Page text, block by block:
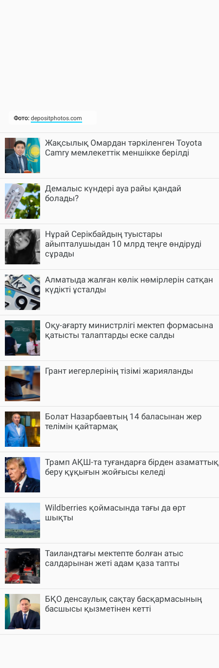
Жақсылық Омардан тәркіленген Toyota
Camry мемлекеттік меншікке берілді
Демалыс күндері ауа райы қандай
болады?
Нұрай Серікбайдың туыстары
айыпталушыдан 10 млрд теңге өндіруді
сұрады
Алматыда жалған көлік нөмірлерін сатқан
күдікті ұсталды
Оқу-ағарту министрлігі мектеп формасына
қатысты талаптарды еске салды
Грант иегерлерінің тізімі жарияланды
Болат Назарбаевтың 14 баласынан жер
телімін қайтармақ
Трамп АҚШ-та туғандарға бірден азаматтық
беру құқығын жойғысы келеді
Wildberries қоймасында тағы да өрт
шықты
Таиландтағы мектепте болған атыс
салдарынан жеті адам қаза тапты
БҚО денсаулық сақтау басқармасының
басшысы қызметінен кетті